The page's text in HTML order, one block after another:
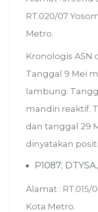
RT.020/07
Metro.
Kronologis ASN
Tanggal 9 Mei
lambung.
mandiri reaktif.
dan tanggal 29
dinyatakan
P1087;
Alamat :
Kota Metro.